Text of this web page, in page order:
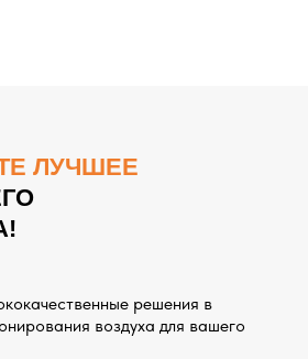
ЛУЧШЕЕ
решения в
воздуха для вашего